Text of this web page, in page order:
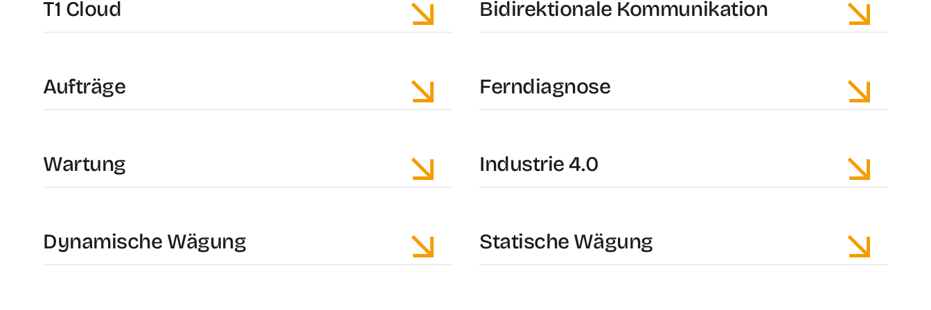
T1 Cloud Bidirektionale Kommunikation
Aufträge Ferndiagnose
Wartung Industrie 4.0
Dynamische Wägung Statische Wägung